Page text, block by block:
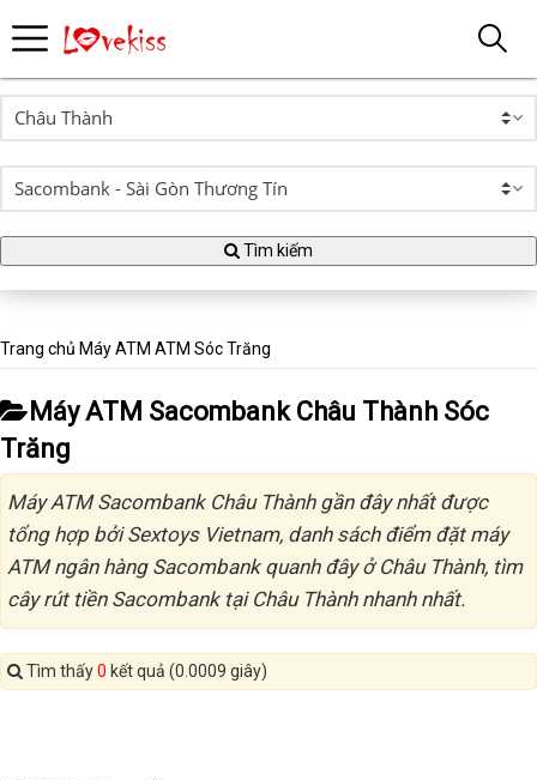
Tìm kiếm
Trang chủ Máy ATM ATM Sóc Trăng
Máy ATM Sacombank Châu Thành Sóc
Trăng
Máy ATM Sacombank Châu Thành gần đây nhất được
tổng hợp bởi Sextoys Vietnam, danh sách điểm đặt máy
ATM ngân hàng Sacombank quanh đây ở Châu Thành, tìm
cây rút tiền Sacombank tại Châu Thành nhanh nhất.
Tìm thấy0 kết quả (0.0009 giây)